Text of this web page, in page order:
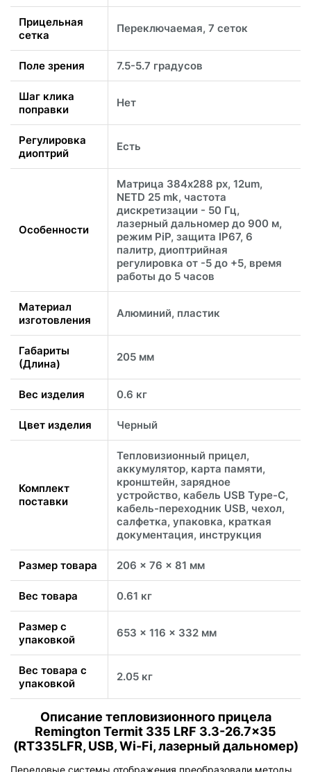
Прицельная
сетка
Переключаемая, 7 сеток
Поле зрения 7.5-5.7 градусов
Шаг клика
поправки
Нет
Регулировка
диоптрий
Есть
Особенности
Матрица 384х288 px, 12um,
NETD 25 mk, частота
дискретизации - 50 Гц,
лазерный дальномер до 900 м,
режим PiP, защита IP67, 6
палитр, диоптрийная
регулировка от -5 до +5, время
работы до 5 часов
Материал
изготовления
Алюминий, пластик
Габариты
(Длина)
205 мм
Вес изделия 0.6 кг
Цвет изделия Черный
Комплект
поставки
Тепловизионный прицел,
аккумулятор, карта памяти,
кронштейн, зарядное
устройство, кабель USB Type-C,
кабель-переходник USB, чехол,
салфетка, упаковка, краткая
документация, инструкция
Размер товара 206 x 76 x 81 мм
Вес товара 0.61 кг
Размер с
упаковкой
653 x 116 x 332 мм
Вес товара с
упаковкой
2.05 кг
Описание тепловизионного прицела
Remington Termit 335 LRF 3.3-26.7x35
(RT335LFR, USB, Wi-Fi, лазерный дальномер)
Передовые системы отображения преобразовали методы